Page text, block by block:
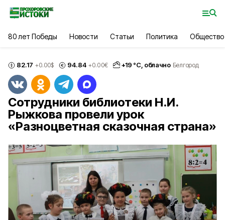
80 лет Победы Новости Статьи Политика Общество
82.17 +0.00$ 94.84 +0.00€ +19 °С, облачно Белгород
Сотрудники библиотеки Н.И.
Рыжкова провели урок
«Разноцветная сказочная страна»